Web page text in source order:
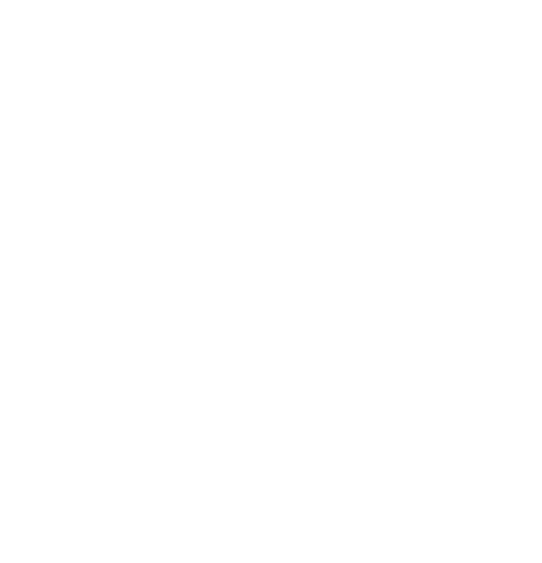
させていただ
了承ください。
です。
ありません。
です。
ず変更すること
1000ppm以下、
下、フタル酸ジブチ
貨物等」とい
可)を取得する